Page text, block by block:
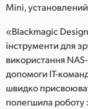
Mini, установлений
«Blackmagic
інструменти для
використання
допомоги ІТ-
швидко
полегшила